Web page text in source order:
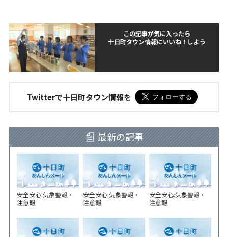
この記事が気に入ったら
十日町タウン情報にいいね！しよう
Twitterで十日町タウン情報を
最新の記事
安全安心:気象警報・
注意報
安全安心:気象警報・
注意報
安全安心:気象警報・
注意報